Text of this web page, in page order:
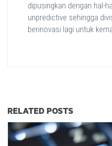
dipusingkan dengan hal-
unpredictive sehingga
berinovasi lagi untuk
RELATED POSTS